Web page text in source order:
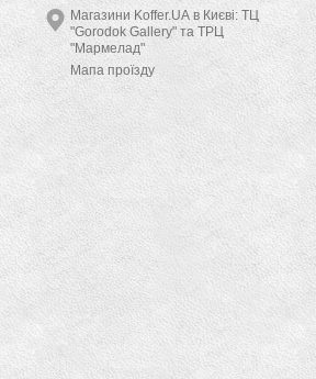
Магазини Koffer.UA в Києві: ТЦ
"Gorodok Gallery" та ТРЦ
"Мармелад"
Мапа проїзду